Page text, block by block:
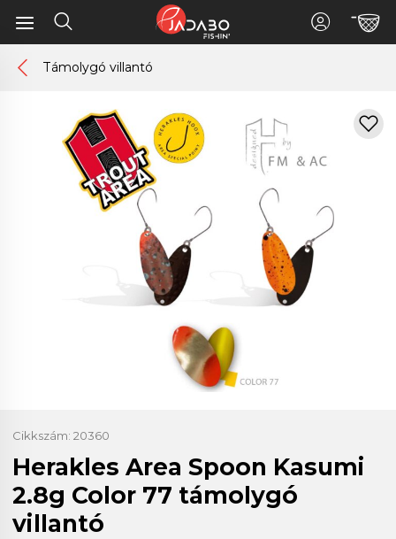
Támolygó villantó
Cikkszám: 20360
Herakles Area Spoon Kasumi
2.8g Color 77 támolygó
villantó